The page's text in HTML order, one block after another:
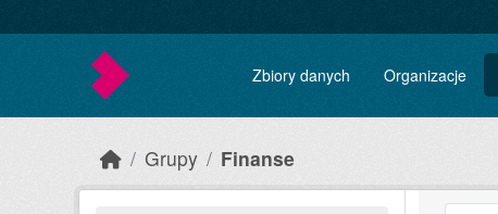
Zbiory danych Organizacje
Grupy Finanse